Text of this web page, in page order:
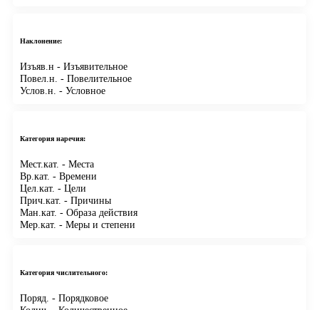
Наклонение:
Изъяв.н - Изъявительное
Повел.н. - Повелительное
Услов.н. - Условное
Категория наречия:
Мест.кат. - Места
Вр.кат. - Времени
Цел.кат. - Цели
Прич.кат. - Причины
Ман.кат. - Образа действия
Мер.кат. - Меры и степени
Категория числительного:
Поряд. - Порядковое